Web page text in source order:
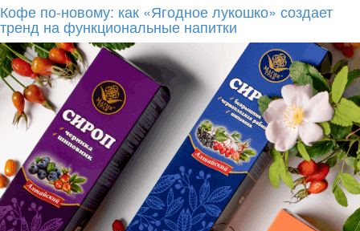
Кофе по-новому: как «Ягодное лукошко» создает
тренд на функциональные напитки